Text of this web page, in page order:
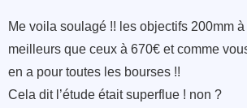
Me voila soulagé !! les objectifs 200mm
meilleurs que ceux à 670€ et comme
en a pour toutes les bourses !!
Cela dit l’étude était superflue ! non ?